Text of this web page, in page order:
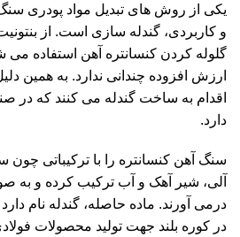
یکی از روش های تبدیل مواد پودری
و کاربردی، گندله سازی است. از
گلوله کردن کنسانتره آهن استفاده می
ارزش افزوده چندانی ندارد. به همین
اقدام به ساخت گندله می کنند که در
دارد.
سنگ آهن کنسانتره را با ترکیباتی چون
آلی، شیر آهک و آب ترکیب کرده و به
درمی آورند. ماده حاصله، گندله نام
در کوره بلند جهت تولید محصولات